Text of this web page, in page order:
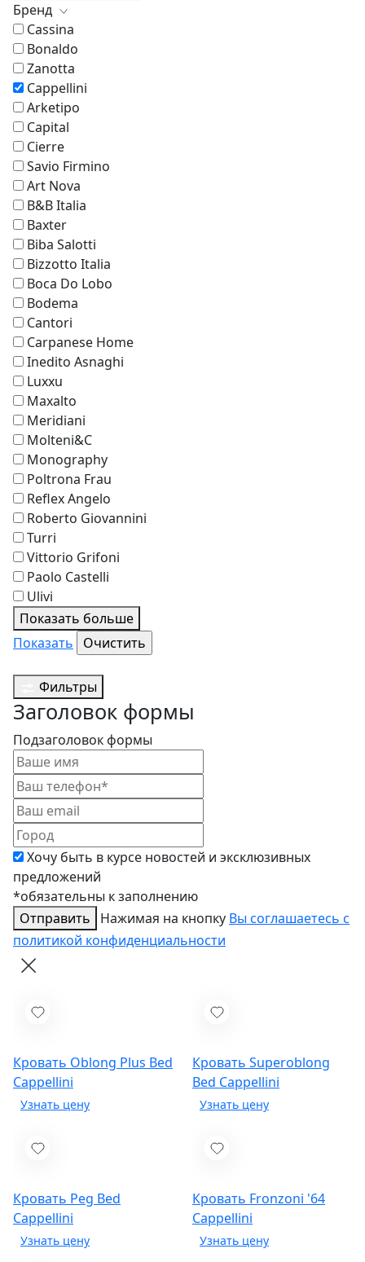
Бренд
Cassina
Bonaldo
Zanotta
Cappellini
Arketipo
Capital
Cierre
Savio Firmino
Art Nova
B&B Italia
Baxter
Biba Salotti
Bizzotto Italia
Boca Do Lobo
Bodema
Cantori
Carpanese Home
Inedito Asnaghi
Luxxu
Maxalto
Meridiani
Molteni&C
Monography
Poltrona Frau
Reflex Angelo
Roberto Giovannini
Turri
Vittorio Grifoni
Paolo Castelli
Ulivi
Показать больше
Показать
Фильтры
Заголовок формы
Подзаголовок формы
Хочу быть в курсе новостей и эксклюзивных
предложений
*обязательны к заполнению
Отправить
Нажимая на кнопку Вы соглашаетесь с
политикой конфиденциальности
Кровать Oblong Plus Bed
Cappellini
Кровать Superoblong
Bed Cappellini
Кровать Peg Bed
Cappellini
Кровать Fronzoni '64
Cappellini